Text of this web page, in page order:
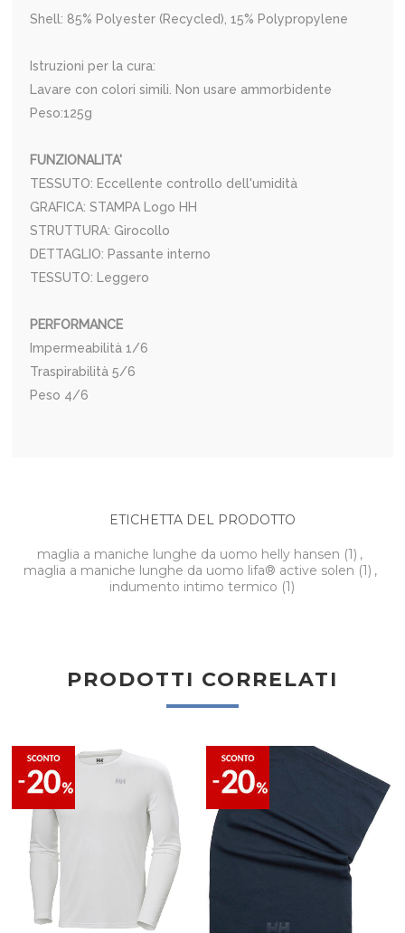
Shell: 85% Polyester (Recycled), 15% Polypropylene
Istruzioni per la cura:
Lavare con colori simili. Non usare ammorbidente
Peso:125g
FUNZIONALITA'
TESSUTO: Eccellente controllo dell'umidità
GRAFICA: STAMPA Logo HH
STRUTTURA: Girocollo
DETTAGLIO: Passante interno
TESSUTO: Leggero
PERFORMANCE
Impermeabilità 1/6
Traspirabilità5/6
Peso 4/6
ETICHETTA DEL PRODOTTO
maglia a maniche lunghe da uomo helly hansen (1) ,
maglia a maniche lunghe da uomo lifa® active solen (1) ,
indumento intimo termico (1)
PRODOTTI CORRELATI